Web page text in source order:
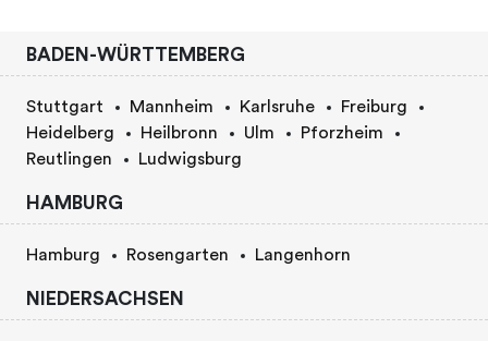
BADEN-WÜRTTEMBERG
Stuttgart Mannheim Karlsruhe
Freiburg
Heidelberg
Heilbronn Ulm
Pforzheim
Reutlingen
Ludwigsburg
HAMBURG
Hamburg Rosengarten Langenhorn
NIEDERSACHSEN